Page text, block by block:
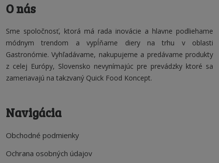
O nás
Sme spoločnosť, ktorá má rada inovácie a hlavne podliehame
módnym trendom a vypĺňame diery na trhu v oblasti
Gastronómie. Vyhľadávame, nakupujeme a predávame produkty
z celej Európy, Slovensko nevynímajúc pre prevádzky ktoré sa
zameriavajú na takzvaný Quick Food Koncept.
Navigácia
Obchodné podmienky
Ochrana osobných údajov